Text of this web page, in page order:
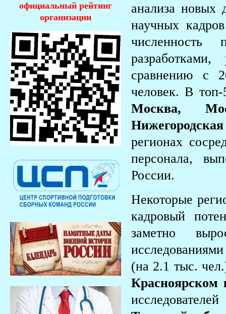
официальный рейтинг
организации
анализа новых
научных
численность
сравнению с
человек. В
Москва,
регионах
персонала,
России.
Некоторые
кадровый
заметно
(на 2.1 тыс.
Красноярском